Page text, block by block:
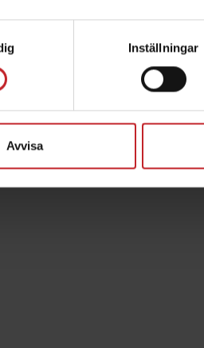
Inställningar
Avvisa
Passar följande maskiner:
Rapid 300-400C/S
370 mm såtallrik